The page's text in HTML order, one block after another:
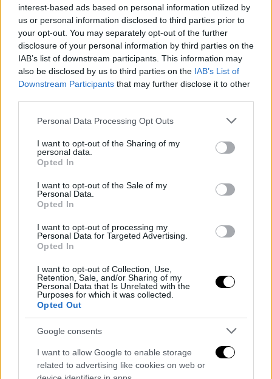
interest-based ads based on personal information utilized by
us or personal information disclosed to third parties prior to
your opt-out. You may separately opt-out of the further
disclosure of your personal information by third parties on the
IAB’s list of downstream participants. This information may
also be disclosed by us to third parties on the IAB’s List of
Downstream Participants that may further disclose it to other
Please note that this website/app uses one or more Google
not limited to your visit or usage behaviour. You may click to
grant or deny consent to Google and its third-party tags to
use your data for below specified purposes in below Google
consent section.
Personal Data Processing Opt Outs
I want to opt-out of the Sharing of my
personal data.
Opted In
I want to opt-out of the Sale of my
Personal Data.
Opted In
I want to opt-out of processing my
Personal Data for Targeted Advertising.
Opted In
I want to opt-out of Collection, Use,
Retention, Sale, and/or Sharing of my
Personal Data that Is Unrelated with the
Purposes for which it was collected.
Opted Out
Google consents
I want to allow Google to enable storage
related to advertising like cookies on web or
ARTICOLI CORRELATI ALTRO DALL'AUTORE
Morte di Guccini, il tributo in Piazza
Risorgimento
Violano il sistema di bordo e